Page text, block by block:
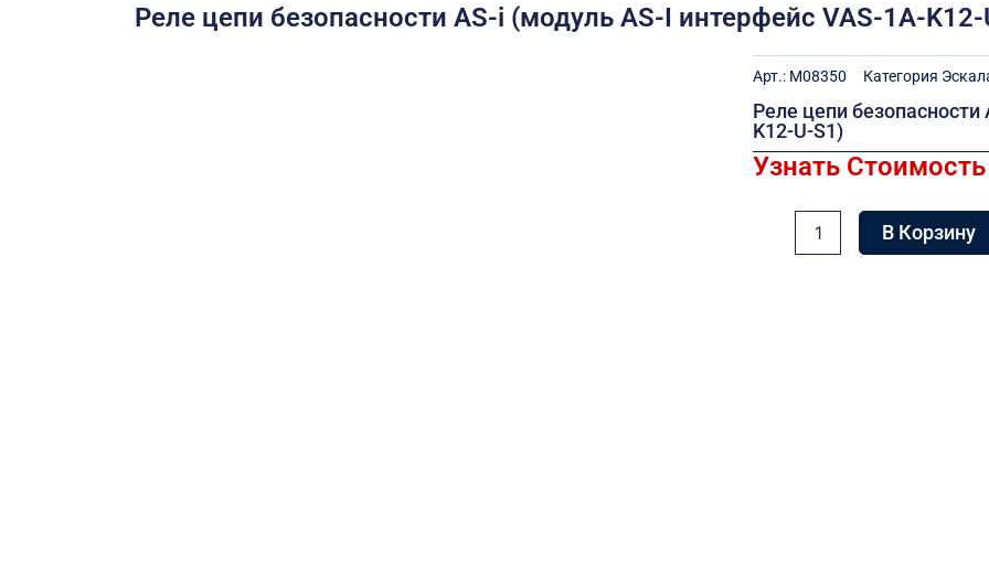
Реле цепи безопасности AS-i (модуль AS-I интерфейс VAS-1A-K12-
Арт.: M08350 Категория
Реле цепи
K12-U-S1)
Узнать Стоимость
В Корзину